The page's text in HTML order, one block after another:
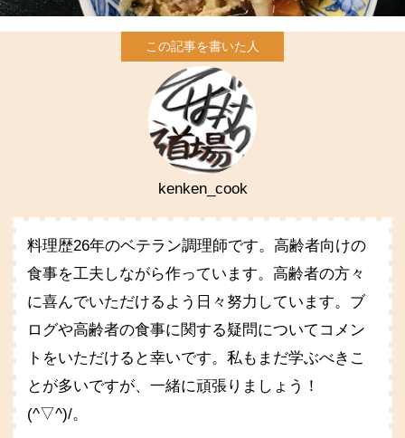
kenken_cook
料理歴26年のベテラン調理師です。高齢者向けの
食事を工夫しながら作っています。高齢者の方々
に喜んでいただけるよう日々努力しています。ブ
ログや高齢者の食事に関する疑問についてコメン
トをいただけると幸いです。私もまだ学ぶべきこ
とが多いですが、一緒に頑張りましょう！
(^▽^)/。